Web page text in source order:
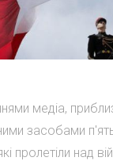
медіа,
засобами
пролетіли над